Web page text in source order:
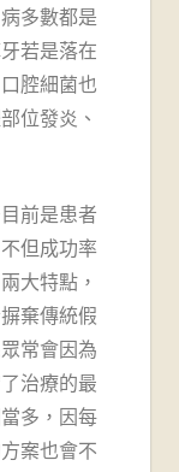
多數都是
若是落在
腔細菌也
位發炎、
前是患者
但成功率
大特點，
棄傳統假
常會因為
治療的最
多，因每
案也會不